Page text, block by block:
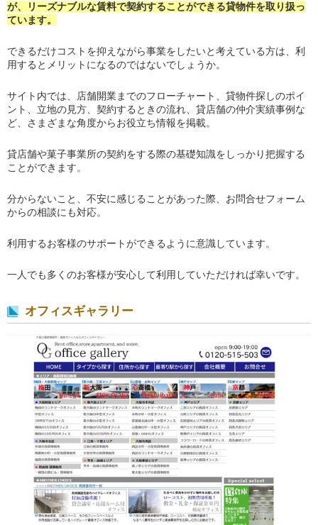
が、リーズナブルな賃料で契約することができる貸物件を取り扱っ
ています。
できるだけコストを抑えながら事業をしたいと考えている方は、利
用するとメリットになるのではないでしょうか。
サイト内では、店舗開業までのフローチャート、貸物件探しのポイ
ント、立地の見方、契約するときの流れ、貸店舗の仲介実績事例な
ど、さまざまな角度からお役立ち情報を掲載。
貸店舗や菓子事業所の契約をする際の基礎知識をしっかり把握する
ことができます。
分からないこと、不安に感じることがあった際、お問合せフォーム
からの相談にも対応。
利用するお客様のサポートができるように意識しています。
一人でも多くのお客様が安心して利用していただければ幸いです。
オフィスギャラリー